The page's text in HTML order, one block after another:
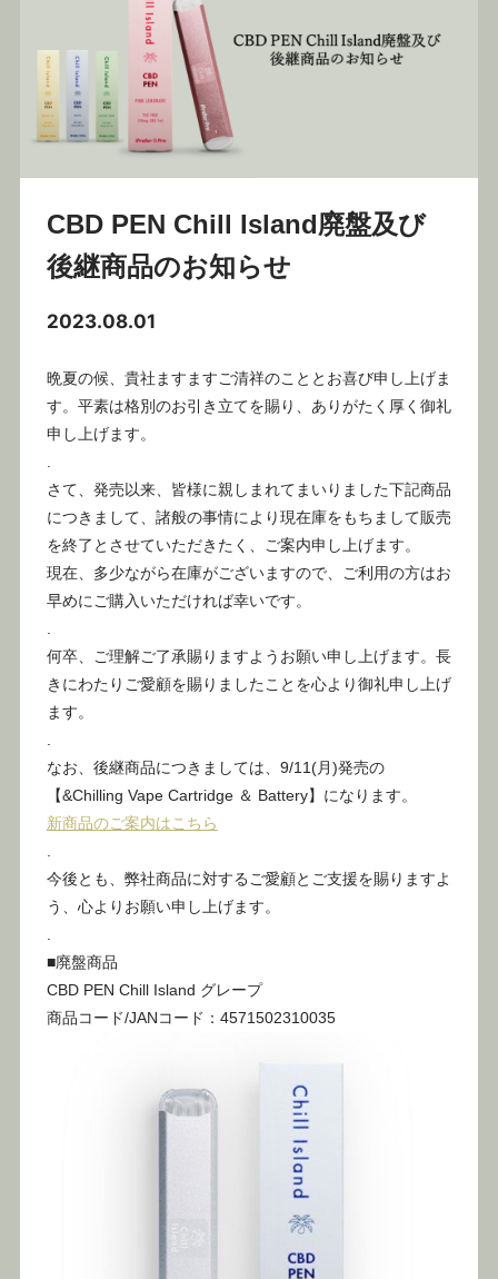
CBD PEN Chill Island廃盤及び
後継商品のお知らせ
2023.08.01
晩夏の候、貴社ますますご清祥のこととお喜び申し上げま
す。平素は格別のお引き立てを賜り、ありがたく厚く御礼
申し上げます。
さて、発売以来、皆様に親しまれてまいりました下記商品
につきまして、諸般の事情により現在庫をもちまして販売
を終了とさせていただきたく、ご案内申し上げます。
現在、多少ながら在庫がございますので、ご利用の方はお
早めにご購入いただければ幸いです。
何卒、ご理解ご了承賜りますようお願い申し上げます。長
きにわたりご愛顧を賜りましたことを心より御礼申し上げ
ます。
なお、後継商品につきましては、9/11(月)発売の
【&Chilling Vape Cartridge ＆ Battery】になります。
新商品のご案内はこちら
今後とも、弊社商品に対するご愛顧とご支援を賜りますよ
う、心よりお願い申し上げます。
■廃盤商品
CBD PEN Chill Island グレープ
商品コード/JANコード：4571502310035